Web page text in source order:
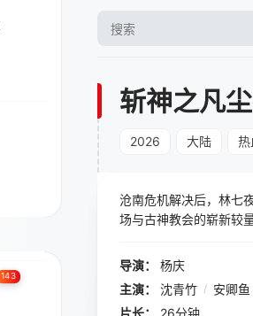
143
斩神之凡
2026 大陆 热
沧南危机解决后，林七
场与古神教会的崭新较
导演：
杨庆
主演：
沈青竹 / 安卿鱼
片长：
26分钟